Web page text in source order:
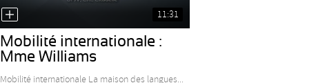
11:31
Mobilité internationale :
Mme Williams
Mobilité internationale La maison des langues...